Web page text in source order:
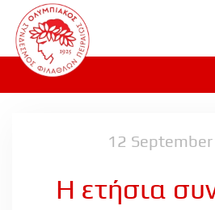
Skip to main content
12
Η ετήσια